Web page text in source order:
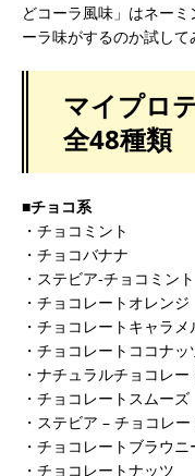
どコーラ風味」はネー
ーラ味がするのか試して
マイプロ
全48種類
■チョコ系
・チョコミント
・チョコバナナ
・ステビア-チョコミント
・チョコレートオレンジ
・チョコレートキャラメ
・チョコレートココナッ
・ナチュラルチョコレー
・チョコレートスムーズ
・ステビア – チョコレー
・チョコレートブラウニ
・チョコレートナッツ